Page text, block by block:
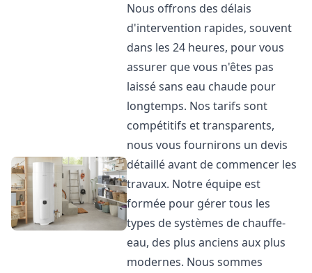
Nous offrons des délais
d'intervention rapides, souvent
dans les 24 heures, pour vous
assurer que vous n'êtes pas
laissé sans eau chaude pour
longtemps. Nos tarifs sont
compétitifs et transparents,
nous vous fournirons un devis
détaillé avant de commencer les
travaux. Notre équipe est
formée pour gérer tous les
types de systèmes de chauffe-
eau, des plus anciens aux plus
modernes. Nous sommes